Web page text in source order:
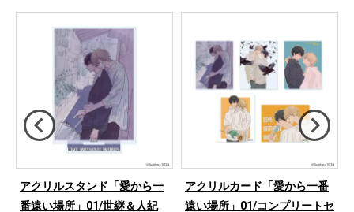
アクリルスタンド「愛から一
番遠い場所」01/世継＆人紀
アクリルカード「愛から一番
遠い場所」01/コンプリートセ